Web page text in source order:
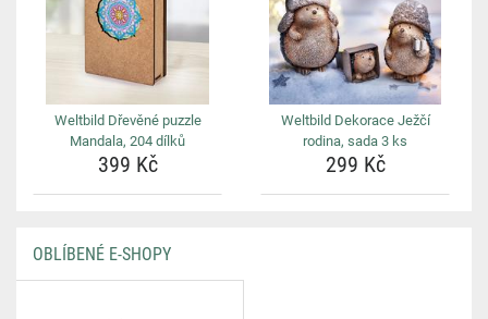
Weltbild Dřevěné puzzle
Mandala, 204 dílků
399 Kč
Weltbild Dekorace Ježčí
rodina, sada 3 ks
299 Kč
OBLÍBENÉ E-SHOPY